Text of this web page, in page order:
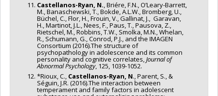
Castellanos-Ryan, N., Briére, F.N., O’Leary-Barrett,
M., Banaschewski, T., Bokde, A.L.W., Bromberg, U.,
Büchel, C., Flor, H., Frouin, V., Gallinat, J., Garavan,
H., Martinot, J.L., Nees, F., Paus, T., Pausova, Z.,
Rietschel, M., Robbins, T.W., Smolka, M.N., Whelan,
R., Schumann, G., Conrod, P.J., and the IMAGEN
Consortium (2016).The structure of
psychopathology in adolescence and its common
personality and cognitive correlates,Journal of
Abnormal Psychology, 125, 1039-1052.
*Rioux, C., Castellanos-Ryan, N., Parent, S., &
Séguin, J.R. (2016).The interaction between
temperament and family factors in adolescent